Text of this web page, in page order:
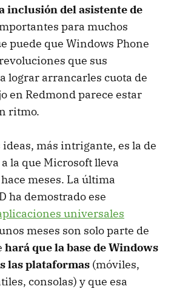
inclusión del asistente de
para muchos
puede que Windows Phone
que sus
lograr arrancarles cuota de
en Redmond parece estar
ritmo.
ideas, más intrigante, es la de
la que Microsoft lleva
meses. La última
ha demostrado ese
universales
meses son solo parte de
hará que la base de Windows
las plataformas (móviles,
consolas) y que esa